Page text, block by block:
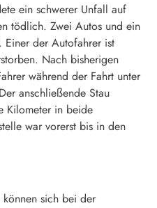
ein schwerer Unfall auf
tödlich. Zwei Autos und ein
der Autofahrer ist
Nach bisherigen
während der Fahrt unter
anschließende Stau
Kilometer in beide
war vorerst bis in den
können sich bei der